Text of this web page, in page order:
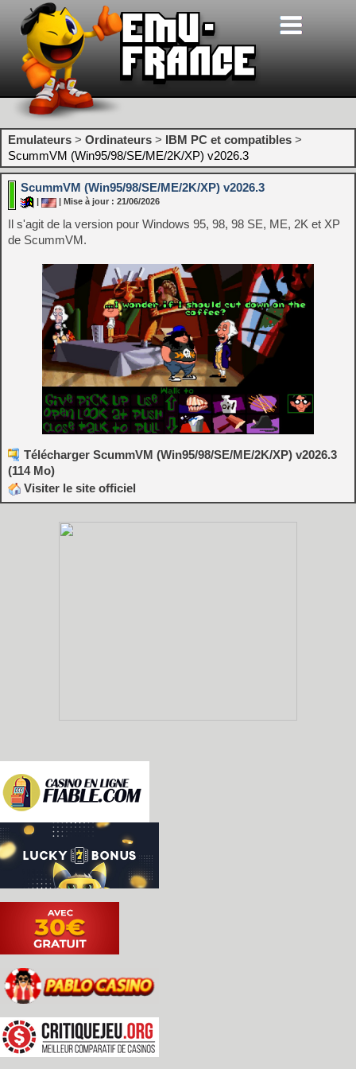
Emulateurs > Ordinateurs > IBM PC et compatibles >
ScummVM (Win95/98/SE/ME/2K/XP) v2026.3
ScummVM (Win95/98/SE/ME/2K/XP) v2026.3
| Mise à jour : 21/06/2026
Il s'agit de la version pour Windows 95, 98, 98 SE, ME, 2K et XP
de ScummVM.
Télécharger ScummVM (Win95/98/SE/ME/2K/XP) v2026.3
(114 Mo)
Visiter le site officiel